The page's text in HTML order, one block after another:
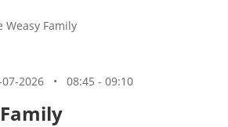
Weasy Family
2026 • 08:45 - 09:10